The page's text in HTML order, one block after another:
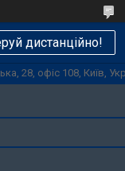
дистанційно!
28, офіс 108, Київ,